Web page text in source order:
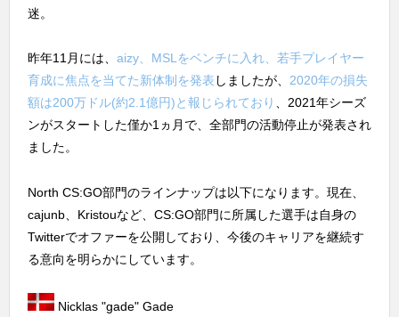
迷。
昨年11月には、 aizy、MSLをベンチに入れ、若手プレイヤー
育成に焦点を当てた新体制を発表 しましたが、 2020年の損失
額は200万ドル(約2.1億円)と報じられており 、2021年シーズ
ンがスタートした僅か1ヵ月で、全部門の活動停止が発表され
ました。
North CS:GO部門のラインナップは以下になります。現在、
cajunb、Kristouなど、CS:GO部門に所属した選手は自身の
Twitterでオファーを公開しており、今後のキャリアを継続す
る意向を明らかにしています。
Nicklas "gade" Gade